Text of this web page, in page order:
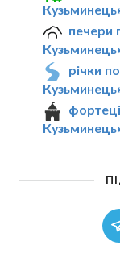
печери
річки